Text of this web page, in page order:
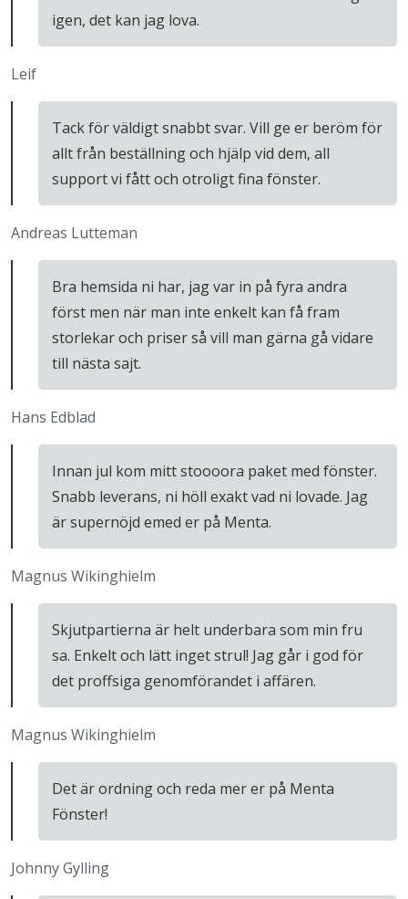
igen, det kan jag lova.
Leif
Tack för väldigt snabbt svar. Vill ge er beröm för
allt från beställning och hjälp vid dem, all
support vi fått och otroligt fina fönster.
Andreas Lutteman
Bra hemsida ni har, jag var in på fyra andra
först men när man inte enkelt kan få fram
storlekar och priser så vill man gärna gå vidare
till nästa sajt.
Hans Edblad
Innan jul kom mitt stoooora paket med fönster.
Snabb leverans, ni höll exakt vad ni lovade. Jag
är supernöjd emed er på Menta.
Magnus Wikinghielm
Skjutpartierna är helt underbara som min fru
sa. Enkelt och lätt inget strul! Jag går i god för
det proffsiga genomförandet i affären.
Magnus Wikinghielm
Det är ordning och reda mer er på Menta
Fönster!
Johnny Gylling